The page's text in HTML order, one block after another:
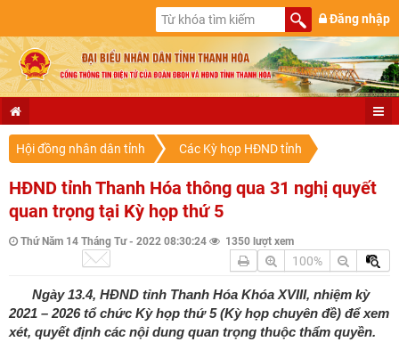
Đăng nhập
Hội đồng nhân dân tỉnh Các Kỳ họp HĐND tỉnh
HĐND tỉnh Thanh Hóa thông qua 31 nghị quyết
quan trọng tại Kỳ họp thứ 5
Thứ Năm 14 Tháng Tư - 2022 08:30:24 1350 lượt xem
100%
Ngày 13.4, HĐND tỉnh Thanh Hóa Khóa XVIII, nhiệm kỳ
2021 – 2026 tổ chức Kỳ họp thứ 5 (Kỳ họp chuyên đề) để xem
xét, quyết định các nội dung quan trọng thuộc thẩm quyền.